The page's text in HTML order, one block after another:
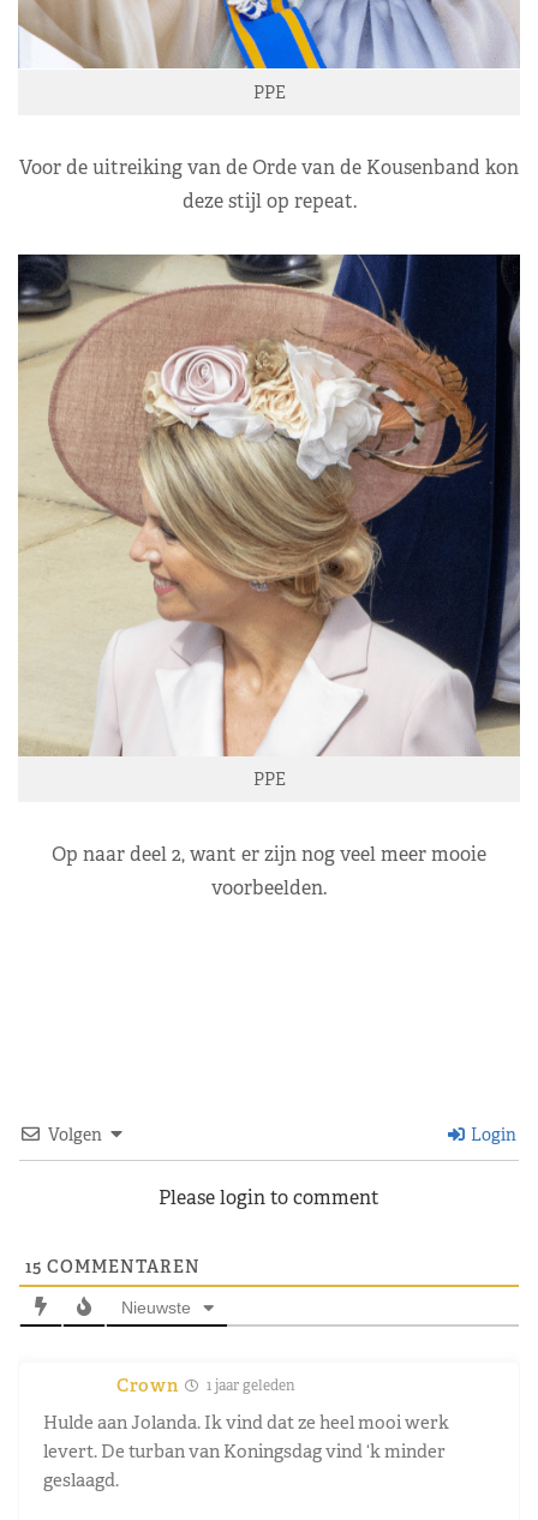
PPE
Voor de uitreiking van de Orde van de Kousenband kon
deze stijl op repeat.
PPE
Op naar deel 2, want er zijn nog veel meer mooie
voorbeelden.
Volgen Login
Please login to comment
15 COMMENTAREN
Nieuwste
Crown 1 jaar geleden
Hulde aan Jolanda. Ik vind dat ze heel mooi werk
levert. De turban van Koningsdag vind ‘k minder
geslaagd.